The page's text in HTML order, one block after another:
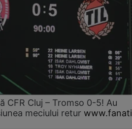
CFR Cluj – Tromso 0-5! Au
meciului retur